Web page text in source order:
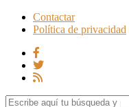
Contactar
Política de privacidad
Search for: